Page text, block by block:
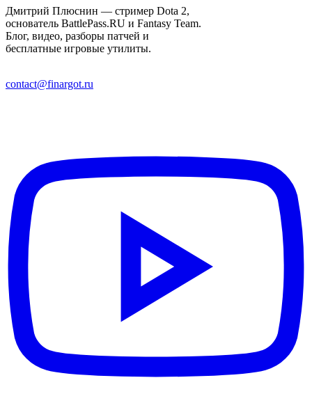
Дмитрий Плюснин — стример Dota 2,
основатель BattlePass.RU и Fantasy Team.
Блог, видео, разборы патчей и
бесплатные игровые утилиты.
contact@finargot.ru